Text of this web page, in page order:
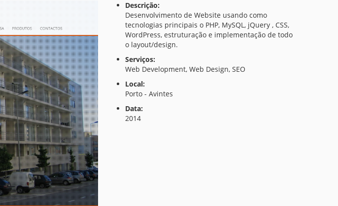
Descrição:
Desenvolvimento de Website usando como
tecnologias principais o PHP, MySQL, jQuery , CSS,
WordPress, estruturação e implementação de todo
o layout/design.
Serviços:
Web Development, Web Design, SEO
Local:
Porto - Avintes
Data:
2014